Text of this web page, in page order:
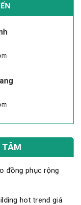
TÂM
đồng phục rộng
hot trend giá